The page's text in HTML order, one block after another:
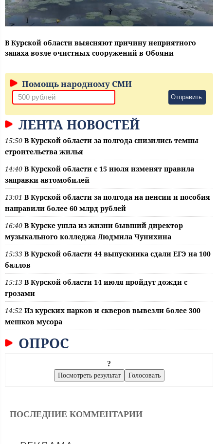
В Курской области выясняют причину неприятного
запаха возле очистных сооружений в Обояни
Помощь народному СМИ
Отправить
ЛЕНТА НОВОСТЕЙ
15:50 В Курской области за полгода снизились темпы
строительства жилья
14:40 В Курской области с 15 июля изменят правила
заправки автомобилей
13:01 В Курской области за полгода на пенсии и пособия
направили более 60 млрд рублей
16:40 В Курске ушла из жизни бывший директор
музыкального колледжа Людмила Чунихина
15:33 В Курской области 44 выпускника сдали ЕГЭ на 100
баллов
15:13 В Курской области 14 июля пройдут дожди с
грозами
14:52 Из курских парков и скверов вывезли более 300
мешков мусора
ОПРОС
?
ПОСЛЕДНИЕ КОММЕНТАРИИ